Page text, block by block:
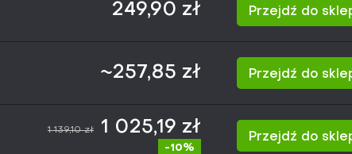
249,90 zł Przejdź do
~257,85 zł Przejdź do
1 139,10 zł 1 025,19 zł
-10%
Przejdź do